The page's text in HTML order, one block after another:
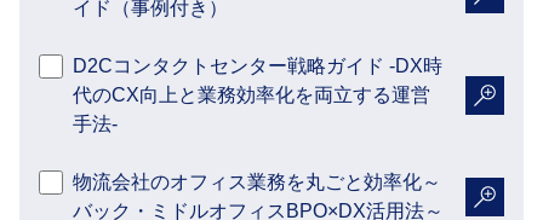
イド（事例付き）
詳細
D2Cコンタクトセンター戦略ガイド -DX時
代のCX向上と業務効率化を両立する運営
手法-
詳細
物流会社のオフィス業務を丸ごと効率化～
バック・ミドルオフィスBPO×DX活用法～
詳細